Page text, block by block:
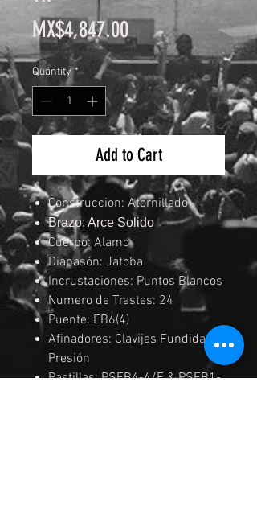
MX$4,847.00Price
Quantity *
Add to Cart
Construccion: Atornillado
Brazo: Arce Solido
Cuerpo: Alamo
Diapasón: Jatoba
Incrustaciones: Puntos Blancos
Numero de Trastes: 24
Puente: EB6(4)
Afinadores: Clavijas Fundidas a
Presión
Pastillas: PSEB4-4/F & PSEB1-